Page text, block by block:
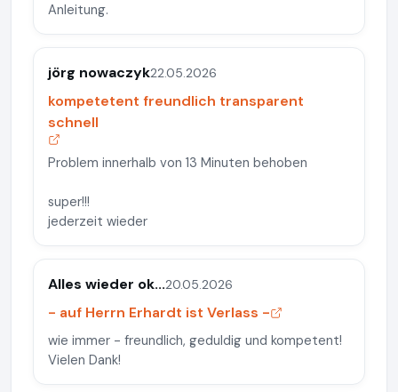
Anleitung.
jörg nowaczyk22.05.2026
kompetetent freundlich transparent
schnell
Problem innerhalb von 13 Minuten behoben
super!!!
jederzeit wieder
Alles wieder ok...20.05.2026
- auf Herrn Erhardt ist Verlass -
wie immer - freundlich, geduldig und kompetent!
Vielen Dank!